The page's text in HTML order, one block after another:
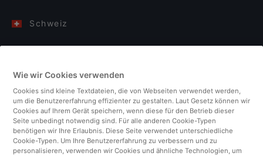
Schweiz
Italien
Finnland
Vereinigtes Königreich
Wie wir Cookies verwenden
Cookies sind kleine Textdateien, die von Webseiten verwendet werden,
um die Benutzererfahrung effizienter zu gestalten. Laut Gesetz können wir
Cookies auf Ihrem Gerät speichern, wenn diese für den Betrieb dieser
Seite unbedingt notwendig sind. Für alle anderen Cookie-Typen
benötigen wir Ihre Erlaubnis. Diese Seite verwendet unterschiedliche
Cookie-Typen. Um Ihre Benutzererfahrung zu verbessern und zu
personalisieren, verwenden wir Cookies und ähnliche Technologien, um